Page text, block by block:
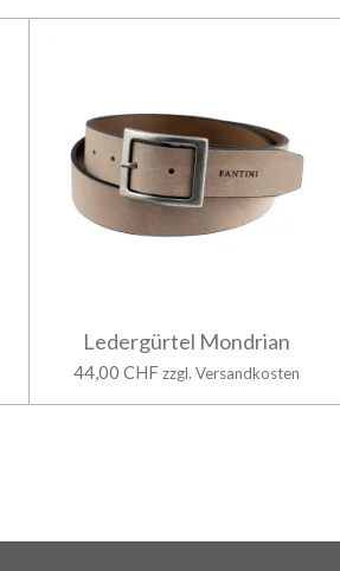
Ledergürtel Mondrian
44,00 CHFzzgl. Versandkosten